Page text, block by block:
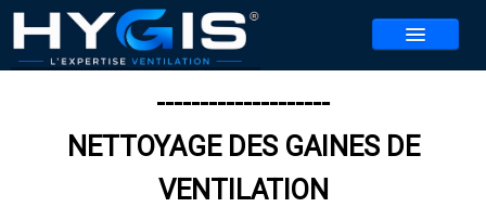
NOS AGENCES▼
--------------------
NETTOYAGE DES GAINES DE
VENTILATION